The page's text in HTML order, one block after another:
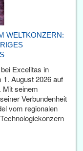
WELTKONZERN:
Excelitas in
1. August 2026 auf
Mit seinem
Verbundenheit
vom regionalen